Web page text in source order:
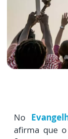
No
afirma que o